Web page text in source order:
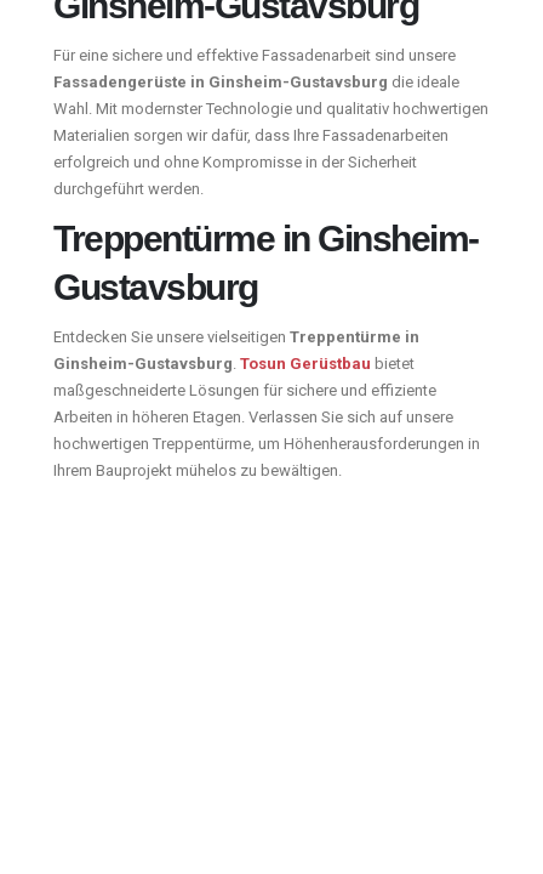
Für eine sichere und effektive Fassadenarbeit sind unsere
Fassadengerüste in Ginsheim-Gustavsburg die ideale
Wahl. Mit modernster Technologie und qualitativ hochwertigen
Materialien sorgen wir dafür, dass Ihre Fassadenarbeiten
erfolgreich und ohne Kompromisse in der Sicherheit
durchgeführt werden.
Treppentürme in Ginsheim-
Gustavsburg
Entdecken Sie unsere vielseitigen Treppentürme in
Ginsheim-Gustavsburg. Tosun Gerüstbau bietet
maßgeschneiderte Lösungen für sichere und effiziente
Arbeiten in höheren Etagen. Verlassen Sie sich auf unsere
hochwertigen Treppentürme, um Höhenherausforderungen in
Ihrem Bauprojekt mühelos zu bewältigen.